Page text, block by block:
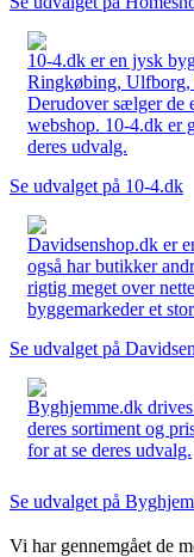
10-4.dk er en jysk
Ringkøbing,
Derudover sælger de
webshop. 10-4.dk er
deres udvalg.
Se udvalget på 10-4.dk
Davidsenshop.dk er
også har butikker
rigtig meget over
byggemarkeder et
Se udvalget på
Byghjemme.dk
deres sortiment og
for at se deres udvalg.
Se udvalget på
Vi har gennemgået de